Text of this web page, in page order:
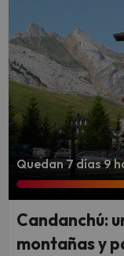
Quedan 7 días 9
Candanchú:
montañas y